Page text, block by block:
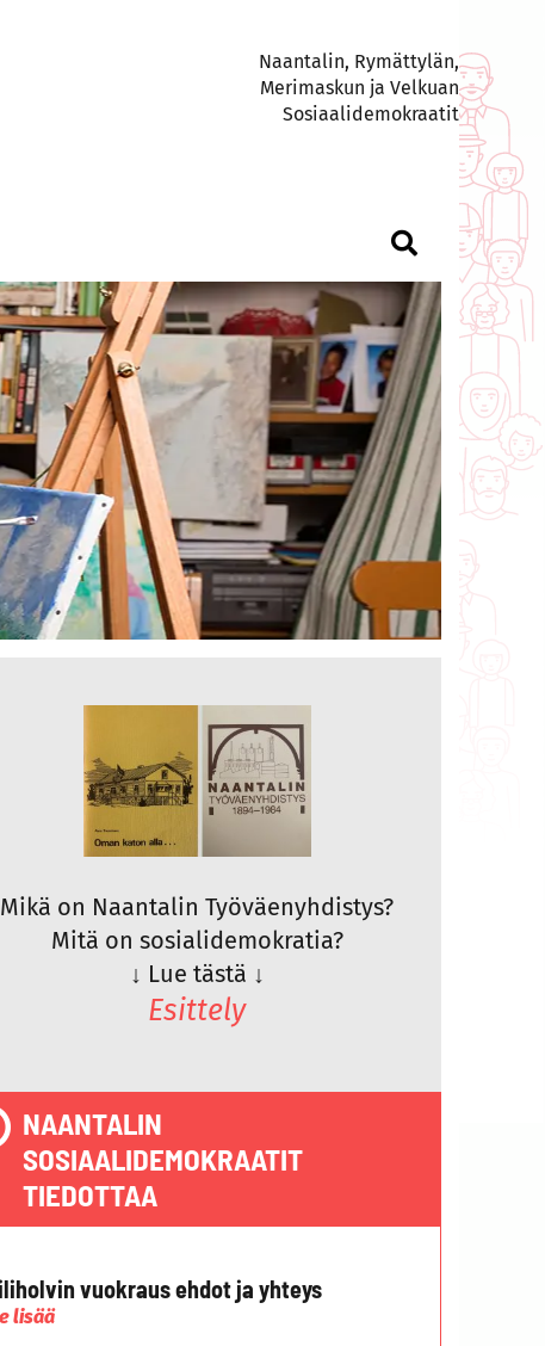
Naantalin, Rymättylän,
Merimaskun ja Velkuan
Sosiaalidemokraatit
Mikä on Naantalin Työväenyhdistys?
Mitä on sosialidemokratia?
↓ Lue tästä ↓
Esittely
NAANTALIN
SOSIAALIDEMOKRAATIT
TIEDOTTAA
vuokraus ehdot ja yhteys
lisää